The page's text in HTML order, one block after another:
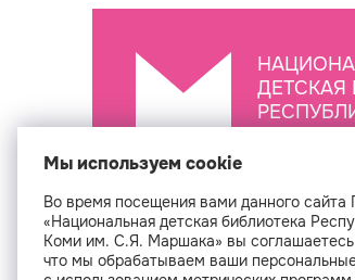
ДЕТСКАЯ
Мы используем cookie
Во время посещения вами данного сайта
«Национальная детская библиотека
Коми им. С.Я. Маршака» вы
что мы обрабатываем ваши